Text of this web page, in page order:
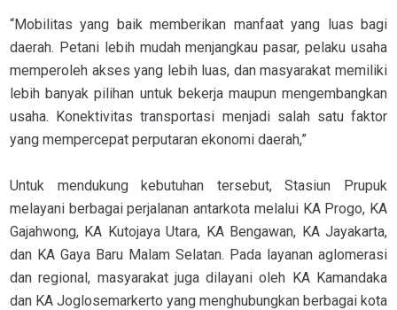
“Mobilitas yang baik memberikan manfaat yang luas bagi
daerah. Petani lebih mudah menjangkau pasar, pelaku usaha
memperoleh akses yang lebih luas, dan masyarakat memiliki
lebih banyak pilihan untuk bekerja maupun mengembangkan
usaha. Konektivitas transportasi menjadi salah satu faktor
yang mempercepat perputaran ekonomi daerah,”
Untuk mendukung kebutuhan tersebut, Stasiun Prupuk
melayani berbagai perjalanan antarkota melalui KA Progo, KA
Gajahwong, KA Kutojaya Utara, KA Bengawan, KA Jayakarta,
dan KA Gaya Baru Malam Selatan. Pada layanan aglomerasi
dan regional, masyarakat juga dilayani oleh KA Kamandaka
dan KA Joglosemarkerto yang menghubungkan berbagai kota